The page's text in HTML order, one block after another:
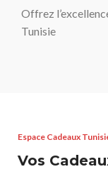
Offrez
Tunisie
Espace Cadeaux
Vos